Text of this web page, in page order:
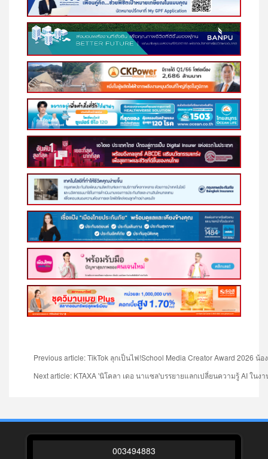
Previous article: TikTok ลุกเป็นไฟ!School Media Creator Award 2026
Next article: KTAXA 'นิโคลา เดอ นาแซล'บรรยายแลกเปลี่ยนความรู้ AI ใน
003494883